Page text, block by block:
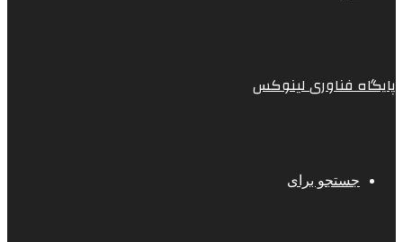
پایگاه فناوری لینوکس
جستجو برای